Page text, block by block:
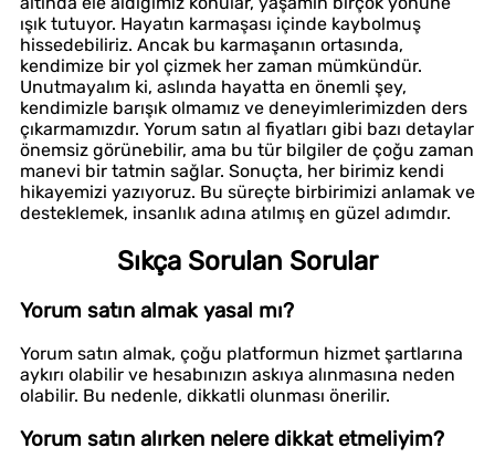
ışık tutuyor. Hayatın karmaşası içinde kaybolmuş
hissedebiliriz. Ancak bu karmaşanın ortasında,
kendimize bir yol çizmek her zaman mümkündür.
Unutmayalım ki, aslında hayatta en önemli şey,
kendimizle barışık olmamız ve deneyimlerimizden ders
çıkarmamızdır. Yorum satın al fiyatları gibi bazı detaylar
önemsiz görünebilir, ama bu tür bilgiler de çoğu zaman
manevi bir tatmin sağlar. Sonuçta, her birimiz kendi
hikayemizi yazıyoruz. Bu süreçte birbirimizi anlamak ve
desteklemek, insanlık adına atılmış en güzel adımdır.
Sıkça Sorulan Sorular
Yorum satın almak yasal mı?
Yorum satın almak, çoğu platformun hizmet şartlarına
aykırı olabilir ve hesabınızın askıya alınmasına neden
olabilir. Bu nedenle, dikkatli olunması önerilir.
Yorum satın alırken nelere dikkat etmeliyim?